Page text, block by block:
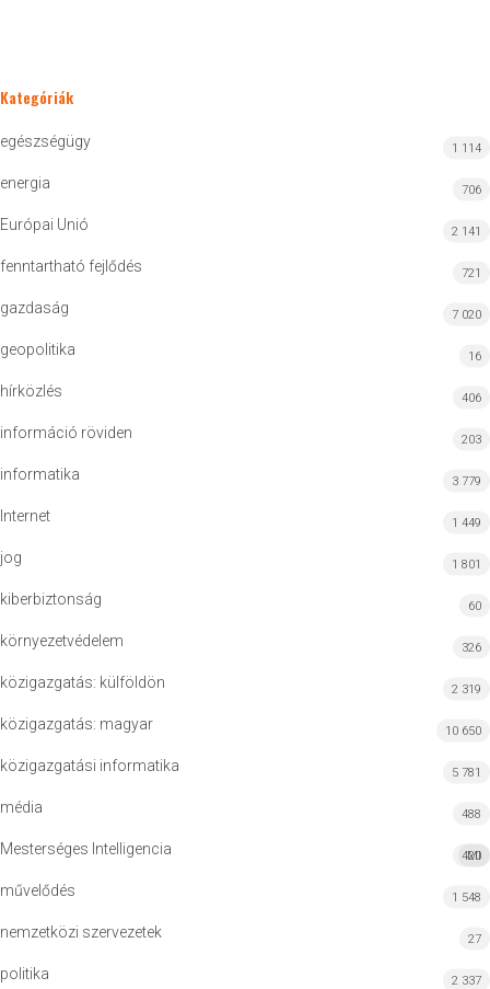
Kategóriák
egészségügy 1 114
energia 706
Európai Unió 2 141
fenntartható fejlődés 721
gazdaság 7 020
geopolitika 16
hírközlés 406
információ röviden 203
informatika 3 779
Internet 1 449
jog 1 801
kiberbiztonság 60
környezetvédelem 326
közigazgatás: külföldön 2 319
közigazgatás: magyar 10 650
közigazgatási informatika 5 781
média 488
Mesterséges Intelligencia MI
420
művelődés 1 548
nemzetközi szervezetek 27
politika 2 337